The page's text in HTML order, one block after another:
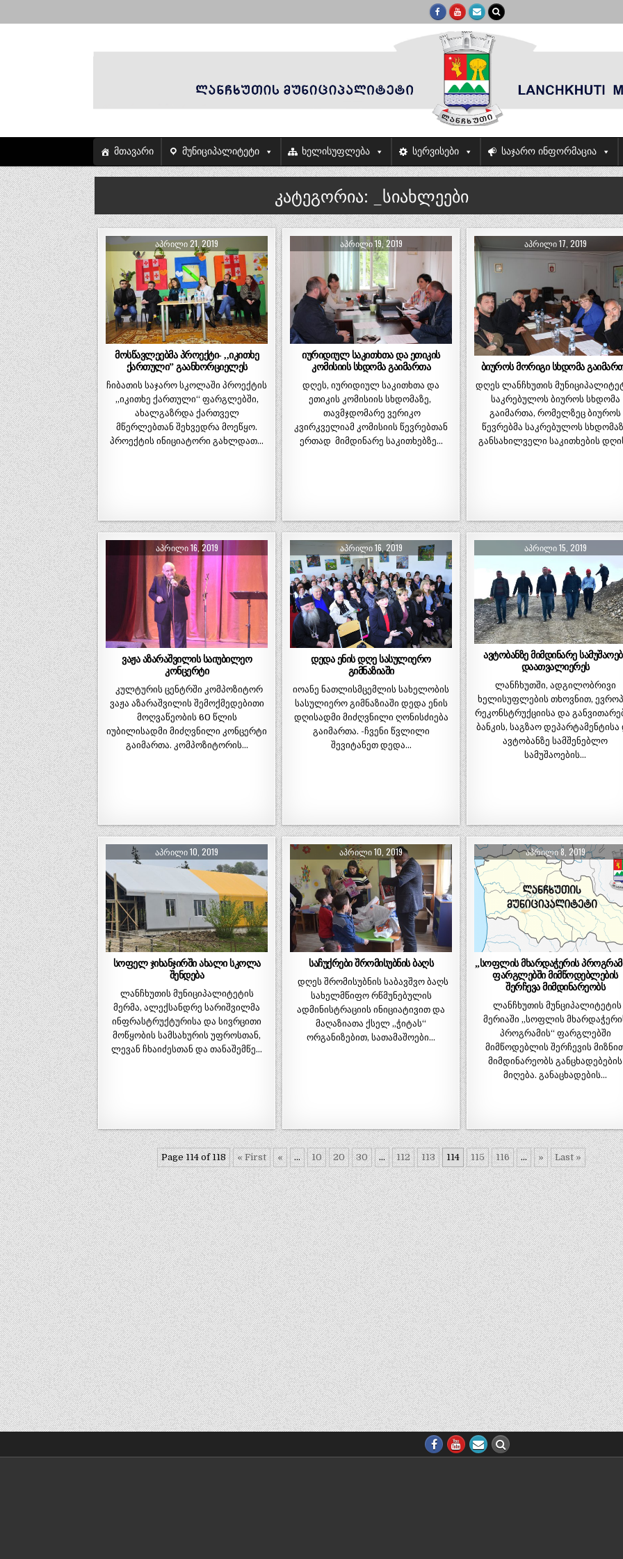
მთავარი მუნიციპალიტეტი ხელისუფლება სერვისები საჯარო ინფორმაცია
კატეგორია: _სიახლეები
ᲐᲞᲠᲘᲚᲘ 21, 2019
მოსწავლეებმა პროექტი- ,,იკითხე
ქართული” გაანხორციელეს
ჩიბათის საჯარო სკოლაში პროექტის
,,იკითხე ქართული“ ფარგლებში,
ახალგაზრდა ქართველ
მწერლებთან შეხვედრა მოეწყო.
პროექტის ინიციატორი გახლდათ…
ᲐᲞᲠᲘᲚᲘ 19, 2019
იურიდიულ საკითხთა და ეთიკის
კომისიის სხდომა გაიმართა
დღეს, იურიდიულ საკითხთა და
ეთიკის კომისიის სხდომაზე,
თავმჯდომარე ვერიკო
კვირკველიამ კომისიის წევრებთან
ერთად მიმდინარე საკითხებზე…
ᲐᲞᲠᲘᲚᲘ 17, 2019
ბიუროს მორიგი სხდომა
დღეს ლანჩხუთის
საკრებულოს ბიუროს სხდომა
გაიმართა, რომელზეც ბიუროს
წევრებმა საკრებულოს
განსახილველი საკითხების
ᲐᲞᲠᲘᲚᲘ 16, 2019
ვაჟა აზარაშვილის საიუბილეო
კონცერტი
კულტურის ცენტრში კომპოზიტორ
ვაჟა აზარაშვილის შემოქმედებითი
მოღვაწეობის 60 წლის
იუბილისადმი მიძღვნილი კონცერტი
გაიმართა. კომპოზიტორის…
ᲐᲞᲠᲘᲚᲘ 16, 2019
დედა ენის დღე სასულიერო
გიმნაზიაში
იოანე ნათლისმცემლის სახელობის
სასულიერო გიმნაზიაში დედა ენის
დღისადმი მიძღვნილი ღონისძიება
გაიმართა. -ჩვენი წვლილი
შევიტანეთ დედა…
ᲐᲞᲠᲘᲚᲘ 15, 2019
ავტობანზე მიმდინარე
დაათვალიერეს
ლანჩხუთში, ადგილობრივი
ხელისუფლების თხოვნით,
რეკონსტრუქციისა და
ბანკის, საგზაო დეპარტამენტისა
ავტობანზე სამშენებლო
სამუშაოების…
ᲐᲞᲠᲘᲚᲘ 10, 2019
სოფელ ჯიხანჯირში ახალი სკოლა
შენდება
ლანჩხუთის მუნიციპალიტეტის
მერმა, ალექსანდრე სარიშვილმა
ინფრასტრუქტურისა და სივრცითი
მოწყობის სამსახურის უფროსთან,
ლევან ჩხაიძესთან და თანაშემწე…
ᲐᲞᲠᲘᲚᲘ 10, 2019
საჩუქრები შრომისუბნის ბაღს
დღეს შრომისუბნის საბავშვო ბაღს
სახელმწიფო რწმუნებულის
ადმინისტრაციის ინიციატივით და
მაღაზიათა ქსელ „ჭიტას“
ორგანიზებით, სათამაშოები…
ᲐᲞᲠᲘᲚᲘ 8, 2019
„სოფლის მხარდაჭერის
ფარგლებში მიმწოდებლების
შერჩევა მიმდინარეობს
ლანჩხუთის მუნციპალიტეტის
მერიაში „სოფლის
პროგრამის“ ფარგლებში
მიმწოდებლის შერჩევის
მიმდინარეობს განცხადებების
მიღება. განაცხადების…
Page 114 of 118 « First « ... 10 20 30 ... 112 113 114 115 116 ... » Last »